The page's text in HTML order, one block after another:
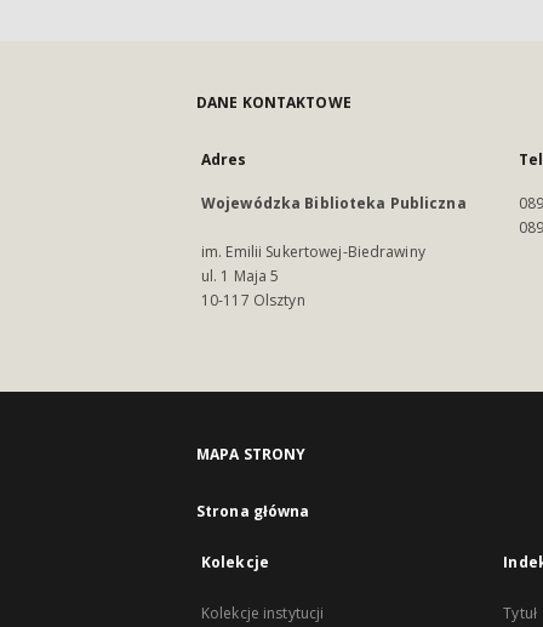
DANE KONTAKTOWE
Adres
Wojewódzka Biblioteka Publiczna
im. Emilii Sukertowej-Biedrawiny
ul. 1 Maja 5
10-117 Olsztyn
MAPA STRONY
Strona główna
Kolekcje
Kolekcje instytucji
Tytuł